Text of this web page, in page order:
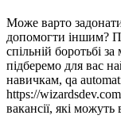
Може варто
допомогти іншим?
спільній боротьбі
підберемо для вас
навичкам, qa
https://
вакансії, які